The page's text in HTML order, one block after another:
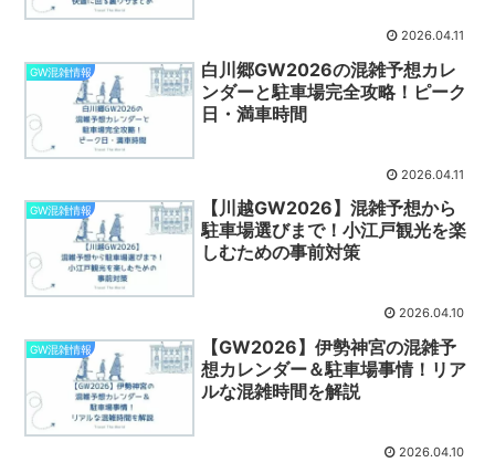
2026.04.11
GW混雑情報
白川郷GW2026の混雑予想カレ
ンダーと駐車場完全攻略！ピーク
日・満車時間
2026.04.11
GW混雑情報
【川越GW2026】混雑予想から
駐車場選びまで！小江戸観光を楽
しむための事前対策
2026.04.10
GW混雑情報
【GW2026】伊勢神宮の混雑予
想カレンダー＆駐車場事情！リア
ルな混雑時間を解説
2026.04.10